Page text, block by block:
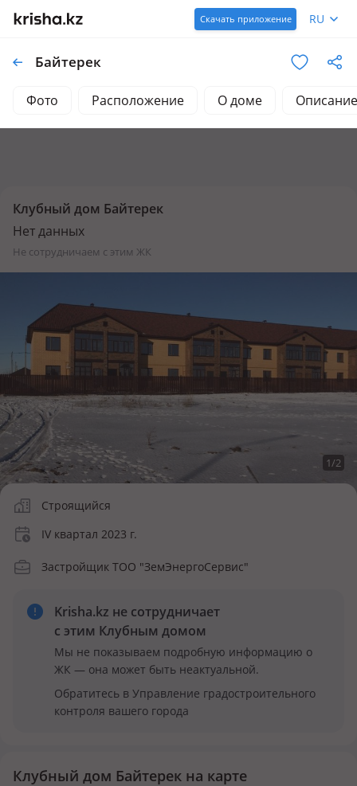
Скачать приложение RU
Байтерек
Фото Расположение О доме Описание
Клубный дом Байтерек
Нет данных
не сотрудничаем с этим ЖК
1/2
Строящийся
IV квартал 2023 г.
Застройщик ТОО "ЗемЭнергоСервис"
Krisha.kz не сотрудничает
с этим Клубным домом
Мы не показываем подробную информацию о
ЖК — она может быть неактуальной.
Обратитесь в Управление градостроительного
контроля вашего города
Клубный дом Байтерек на карте